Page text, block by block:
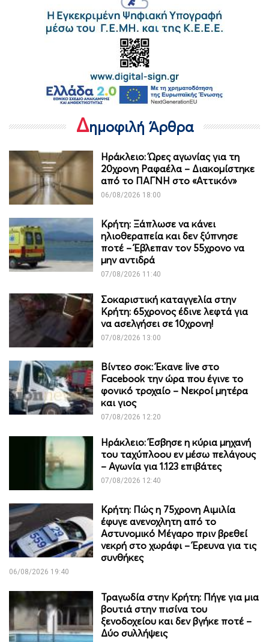
Δημοφιλή Άρθρα
Ηράκλειο: Ώρες αγωνίας για τη
20χρονη Ραφαέλα – Διακομίστηκε
από το ΠΑΓΝΗ στο «Αττικόν»
06/08/2026 18:00
Κρήτη: Ξάπλωσε να κάνει
ηλιοθεραπεία και δεν ξύπνησε
ποτέ – Έβλεπαν τον 55χρονο να
μην αντιδρά
07/08/2026 11:40
Σοκαριστική καταγγελία στην
Κρήτη: 65χρονος έδινε λεφτά για
να ασελγήσει σε 10χρονη!
07/08/2026 13:00
Βίντεο σοκ: Έκανε live στο
Facebook την ώρα που έγινε το
φονικό τροχαίο – Νεκροί μητέρα
και γιος
07/08/2026 12:20
Ηράκλειο: Έσβησε η κύρια μηχανή
του ταχύπλοου εν μέσω πελάγους
– Αγωνία για 1.123 επιβάτες
07/08/2026 12:40
Κρήτη: Πώς η 75χρονη Αιμιλία
έφυγε ανενοχλητη από το
Αστυνομικό Μέγαρο πριν βρεθεί
νεκρή στο χωράφι – Έρευνα για τις
συνθήκες
06/08/2026 19:40
Τραγωδία στην Κρήτη: Πήγε για μια
βουτιά στην πισίνα του
ξενοδοχείου και δεν βγήκε ποτέ –
Δύο συλλήψεις